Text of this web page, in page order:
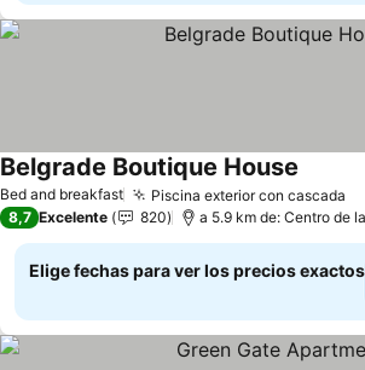
Bed and breakfast Piscina exterior con cascada
Belgrade Boutique House
8,7 Excelente 820 a 5.9 km de: Centro de
Elige fechas para ver los precios exactos